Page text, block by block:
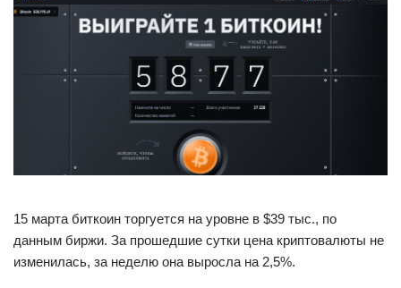
15 марта биткоин торгуется на уровне в $39 тыс., по
данным биржи. За прошедшие сутки цена криптовалюты не
изменилась, за неделю она выросла на 2,5%.